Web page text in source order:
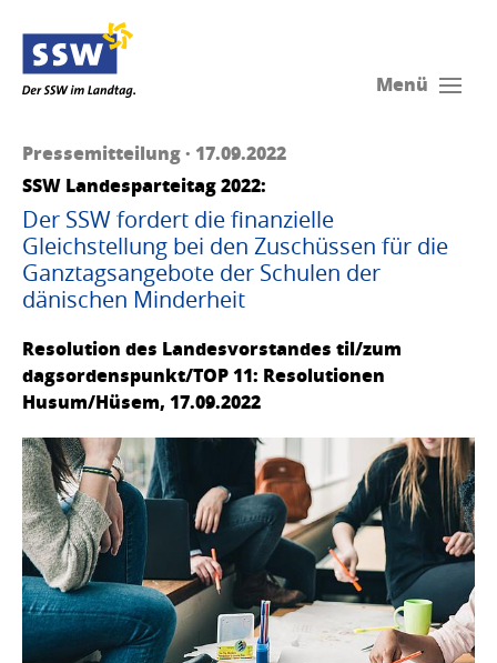
Menü
Pressemitteilung · 17.09.2022
SSW Landesparteitag 2022:
Der SSW fordert die finanzielle
Gleichstellung bei den Zuschüssen für die
Ganztagsangebote der Schulen der
dänischen Minderheit
Resolution des Landesvorstandes til/zum
dagsordenspunkt/TOP 11: Resolutionen
Husum/Hüsem, 17.09.2022